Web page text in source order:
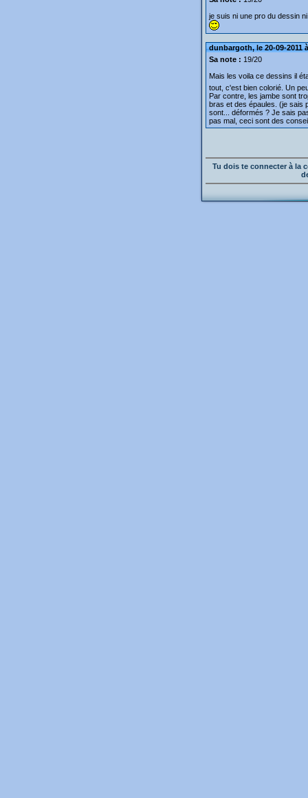
je suis ni une pro du dessin
dunbargoth, le 20-09-2011
Sa note : 19/20
Mais les voila ce dessins il
tout, c'est bien colorié. Un
Par contre, les jambe sont
bras et des épaules. (je sais
sont... déformés ? Je sais
pas mal, ceci sont des
Tu dois te connecter à la